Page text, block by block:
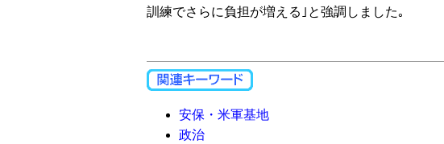
訓練でさらに負担が増える｣と強調しました｡
安保・米軍基地
政治